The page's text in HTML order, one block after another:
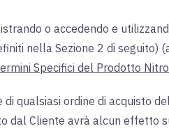
o accedendo e
nella Sezione 2 di seguito)
Specifici del Prodotto
di qualsiasi ordine di acquisto
dal Cliente avrà alcun effetto